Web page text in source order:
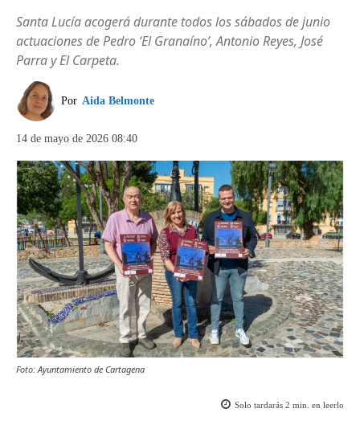
Santa Lucía acogerá durante todos los sábados de junio
actuaciones de Pedro ‘El Granaíno’, Antonio Reyes, José
Parra y El Carpeta.
Por Aida Belmonte
14 de mayo de 2026 08:40
Foto: Ayuntamiento de Cartagena
Solo tardarás 2 min. en leerlo